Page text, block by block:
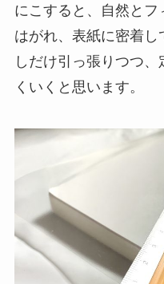
にこすると、自然と
はがれ、表紙に密着
しだけ引っ張りつつ
くいくと思います。